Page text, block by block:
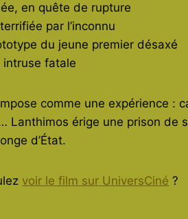
en quête de rupture
par l’inconnu
du jeune premier désaxé
intruse fatale
comme une expérience :
Lanthimos érige une prison de
d’État.
voir le film sur UniversCiné ?